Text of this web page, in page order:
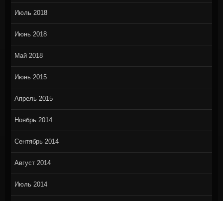
Июль 2018
Июнь 2018
Май 2018
Июнь 2015
Апрель 2015
Ноябрь 2014
Сентябрь 2014
Август 2014
Июль 2014